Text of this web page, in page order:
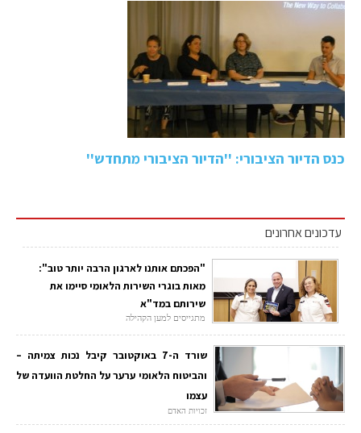
כנס הדיור הציבורי: ''הדיור הציבורי מתחדש''
עדכונים אחרונים
"הפכתם אותנו לארגון הרבה יותר טוב":
מאות בוגרי השירות הלאומי סיימו את
שירותם במד"א
מתגייסים למען הקהילה
שורד ה-7 באוקטובר קיבל נכות צמיתה –
והביטוח הלאומי ערער על החלטת הוועדה של
עצמו
זכויות האדם